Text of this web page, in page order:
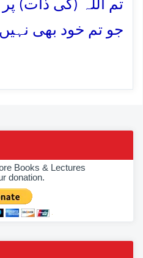
تم اللہ (کی ذات)
جو تم خود بھی نہیں
Books & Lectures
donation.